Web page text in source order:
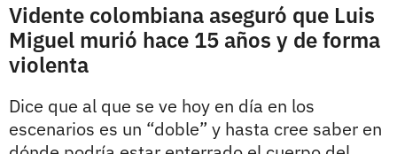
Vidente colombiana aseguró que Luis
Miguel murió hace 15 años y de forma
violenta
Dice que al que se ve hoy en día en los
escenarios es un “doble” y hasta cree saber en